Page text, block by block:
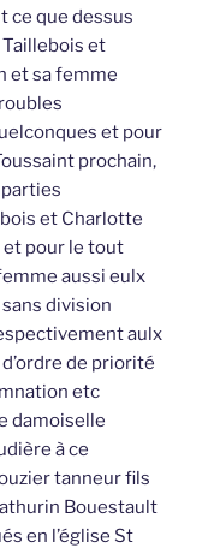
ce que dessus
et
et sa femme
et pour
prochain,
et Charlotte
et pour le tout
aussi eulx
division
aulx
de priorité
etc
damoiselle
à ce
tanneur fils
Bouestault
en l’église St